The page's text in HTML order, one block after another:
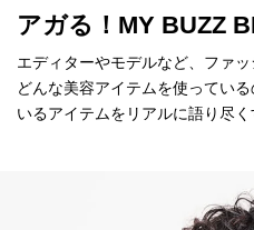
アガる！MY BUZZ
エディターやモデルなど、ファ
どんな美容アイテムを使ってい
いるアイテムをリアルに語り尽く